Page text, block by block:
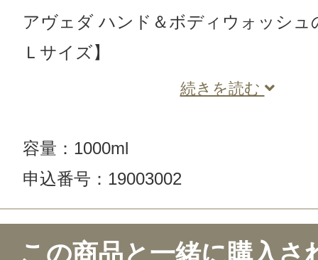
アヴェダ ハンド＆ボディウォッシュ
Ｌサイズ】
続きを読む
容量：1000ml
申込番号：19003002
この商品のクチコミ
この商品と一緒に購入さ